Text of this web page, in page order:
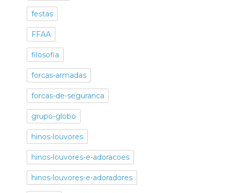
festas
FFAA
filosofia
forcas-armadas
forcas-de-seguranca
grupo-globo
hinos-louvores
hinos-louvores-e-adoracoes
hinos-louvores-e-adoradores